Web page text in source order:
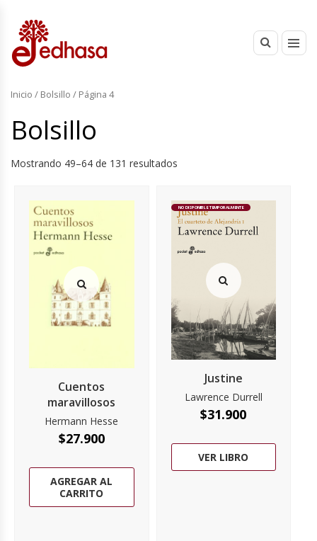
Inicio / Bolsillo / Página 4
Bolsillo
Mostrando 49–64 de 131 resultados
Cuentos
maravillosos
Hermann Hesse
$27.900
AGREGAR AL
CARRITO
NO DISPONIBLE TEMPORALMENTE
Justine
Lawrence Durrell
$31.900
VER LIBRO